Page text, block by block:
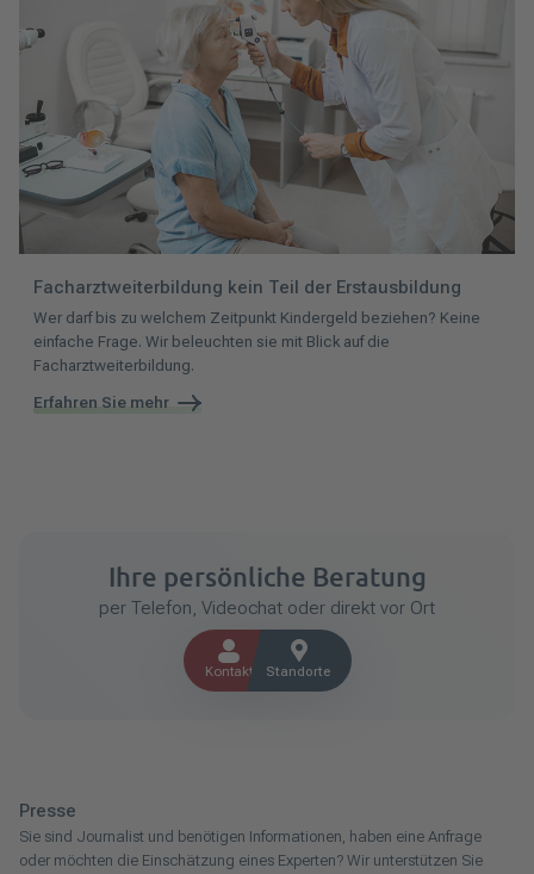
Facharztweiterbildung kein Teil der Erstausbildung
Wer darf bis zu welchem Zeitpunkt Kindergeld beziehen? Keine
einfache Frage. Wir beleuchten sie mit Blick auf die
Facharztweiterbildung.
Erfahren Sie mehr
Ihre persönliche Beratung
per Telefon, Videochat oder direkt vor Ort
Kontakt Standorte
Presse
Sie sind Journalist und benötigen Informationen, haben eine Anfrage
oder möchten die Einschätzung eines Experten? Wir unterstützen Sie